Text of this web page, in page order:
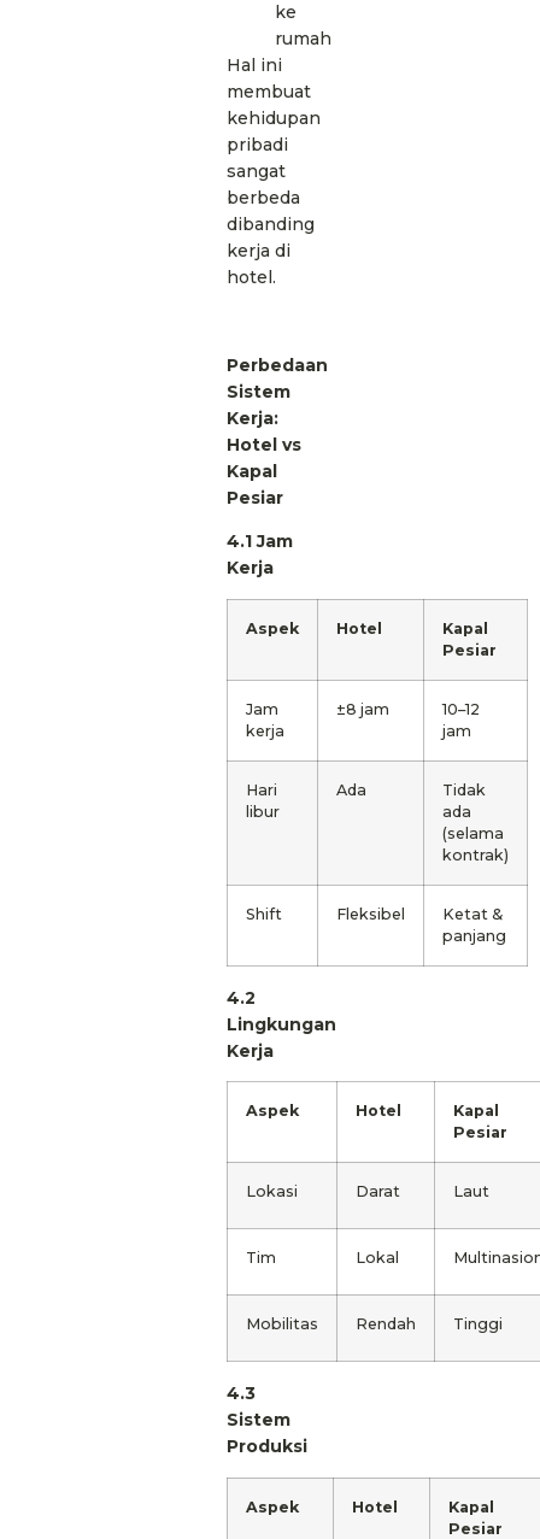
ke
rumah
Hal ini
membuat
kehidupan
pribadi
sangat
berbeda
dibanding
kerja di
hotel.
Perbedaan
Sistem
Kerja:
Hotel vs
Kapal
Pesiar
4.1 Jam
Kerja
Aspek Hotel
Kapal
Pesiar
Jam
kerja
±8 jam
10–12
jam
Hari
libur
Ada
Tidak
ada
(selama
kontrak)
Shift Fleksibel
Ketat &
panjang
4.2
Lingkungan
Kerja
Aspek Hotel
Kapal
Pesiar
Lokasi Darat Laut
Tim Lokal
Mobilitas Rendah Tinggi
4.3
Sistem
Produksi
Aspek Hotel
Kapal
Pesiar